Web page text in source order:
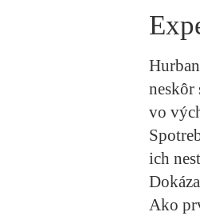
neskôr
vo
ich
Ako